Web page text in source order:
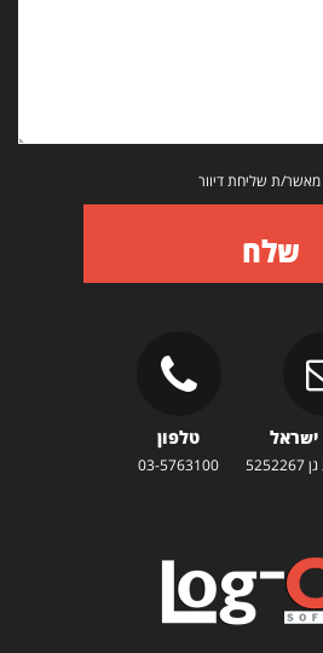
מאשר/ת שליחת דיוור
שלח
טלפון
03-5763100